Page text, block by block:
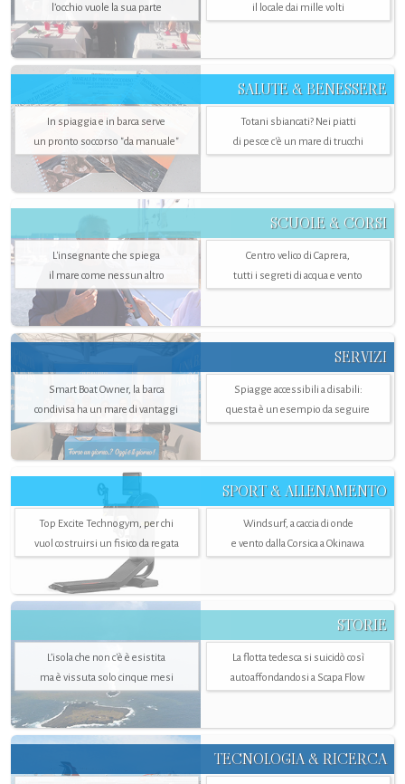
l’occhio vuole la sua parte il locale dai mille volti
SALUTE & BENESSERE
In spiaggia e in barca serve
un pronto soccorso "da manuale"
Totani sbiancati? Nei piatti
di pesce c'è un mare di trucchi
SCUOLE & CORSI
L'insegnante che spiega
il mare come nessun altro
Centro velico di Caprera,
tutti i segreti di acqua e vento
SERVIZI
Smart Boat Owner, la barca
condivisa ha un mare di vantaggi
Spiagge accessibili a disabili:
questa è un esempio da seguire
SPORT & ALLENAMENTO
Top Excite Technogym, per chi
vuol costruirsi un fisico da regata
Windsurf, a caccia di onde
e vento dalla Corsica a Okinawa
STORIE
L’isola che non c'è è esistita
ma è vissuta solo cinque mesi
La flotta tedesca si suicidò così
autoaffondandosi a Scapa Flow
TECNOLOGIA & RICERCA